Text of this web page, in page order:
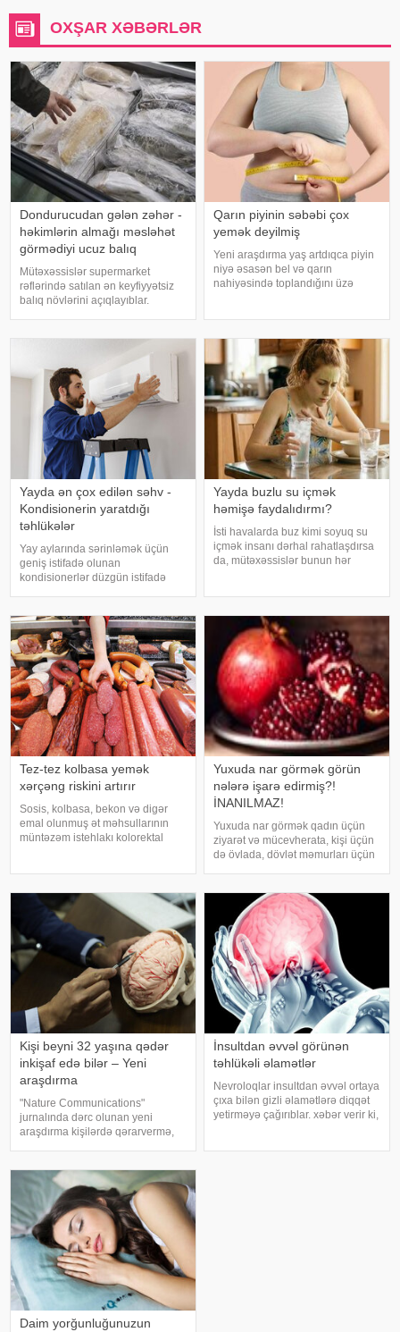
OXŞAR XƏBƏRLƏR
Dondurucudan gələn zəhər -
həkimlərin almağı məsləhət
görmədiyi ucuz balıq
Mütəxəssislər supermarket
rəflərində satılan ən keyfiyyətsiz
balıq növlərini açıqlayıblar.
xəbər verir ki, supermarketlərdək
Qarın piyinin səbəbi çox
yemək deyilmiş
Yeni araşdırma yaş artdıqca piyin
niyə əsasən bel və qarın
nahiyəsində toplandığını üzə
müşahidə edir. Bu isə təkcə esteti
Yayda ən çox edilən səhv -
Kondisionerin yaratdığı
təhlükələr
Yay aylarında sərinləmək üçün
geniş istifadə olunan
kondisionerlər düzgün istifadə
xəbər verir ki, ani temperatur
dəyişiklikləri, quru hava və
baxımsız kondisionerlərd
Yayda buzlu su içmək
həmişə faydalıdırmı?
İsti havalarda buz kimi soyuq su
içmək insanı dərhal rahatlaşdırsa
da, mütəxəssislər bunun hər
insanın kifayət qədə
Tez-tez kolbasa yemək
xərçəng riskini artırır
Sosis, kolbasa, bekon və digər
emal olunmuş ət məhsullarının
müntəzəm istehlakı kolorektal
Nazirliyinin Milli Kliniki
Endokrinologiy
Yuxuda nar görmək görün
nələrə işarə edirmiş?!
İNANILMAZ!
Yuxuda nar görmək qadın üçün
ziyarət və mücevherata, kişi üçün
də övlada, dövlət məmurları üçün
bərəkətinə, tacir üçün çox quru,
xalq üçün yaxşı bir idarəy
Kişi beyni 32 yaşına qədər
inkişaf edə bilər – Yeni
araşdırma
"Nature Communications"
jurnalında dərc olunan yeni
araşdırma kişilərdə qərarvermə,
olan beyin nahiyələrinin orta
hesabla 32 yaşına qədər inkişa
İnsultdan əvvəl görünən
təhlükəli əlamətlər
Nevroloqlar insultdan əvvəl ortaya
çıxa bilən gizli əlamətlərə diqqət
yetirməyə çağırıblar. xəbər verir ki,
Daim yorğunluğunuzun